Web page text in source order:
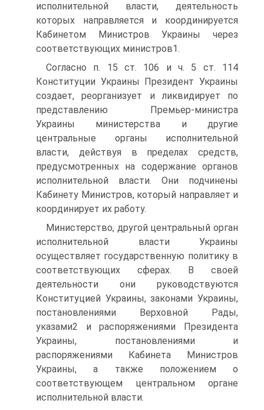
исполнительной власти, деятельность
которых направляется и координируется
Кабинетом Министров Украины через
соответствующих министров1.
Согласно п. 15 ст. 106 и ч. 5 ст. 114
Конституции Украины Президент Украины
создает, реорганизует и ликвидирует по
представлению Премьер-министра
Украины министерства и другие
центральные органы исполнительной
власти, действуя в пределах средств,
предусмотренных на содержание органов
исполнительной власти. Они подчинены
Кабинету Министров, который направляет и
координирует их работу.
Министерство, другой центральный орган
исполнительной власти Украины
осуществляет государственную политику в
соответствующих сферах. В своей
деятельности они руководствуются
Конституцией Украины, законами Украины,
постановлениями Верховной Рады,
указами2 и распоряжениями Президента
Украины, постановлениями и
распоряжениями Кабинета Министров
Украины, а также положением о
соответствующем центральном органе
исполнительной власти.